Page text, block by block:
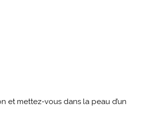
et mettez-vous dans la peau d’un